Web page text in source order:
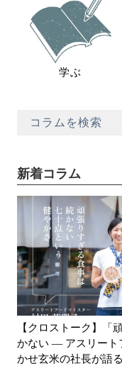
学ぶ
新着コラム
【クロストーク】「
かない ― アスリート
かせ玄米の社長が語